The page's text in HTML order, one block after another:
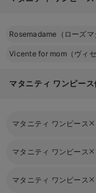
Rosemadame（ローズマ
Vicente for mom（ヴィセ
マタニティ ワンピー
マタニティ ワンピース
マタニティ ワンピース
マタニティ ワンピース